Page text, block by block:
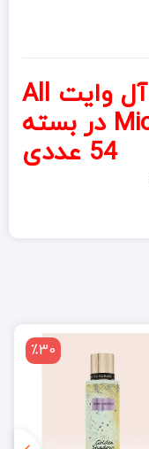
نخ دندان نعنایی آل وایت All
white مدل Micro Mint در بسته
54 عددی
٪30